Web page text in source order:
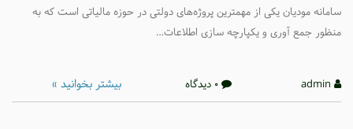
سامانه مودیان یکی از مهمترین پروژه‌های دولتی در حوزه مالیاتی است که به‌
منظور جمع ‌آوری و یکپارچه ‌سازی اطلاعات…
0 دیدگاه بیشتر بخوانید »